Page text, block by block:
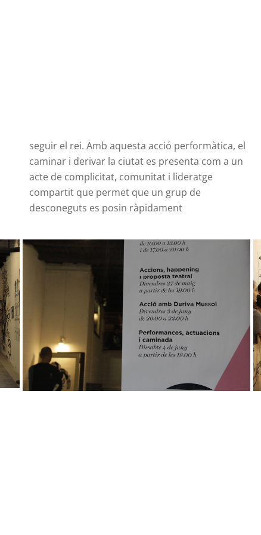
seguir el rei. Amb aquesta acció performàtica, el
caminar i derivar la ciutat es presenta com a un
acte de complicitat, comunitat i lideratge
compartit que permet que un grup de
desconeguts es posin ràpidament